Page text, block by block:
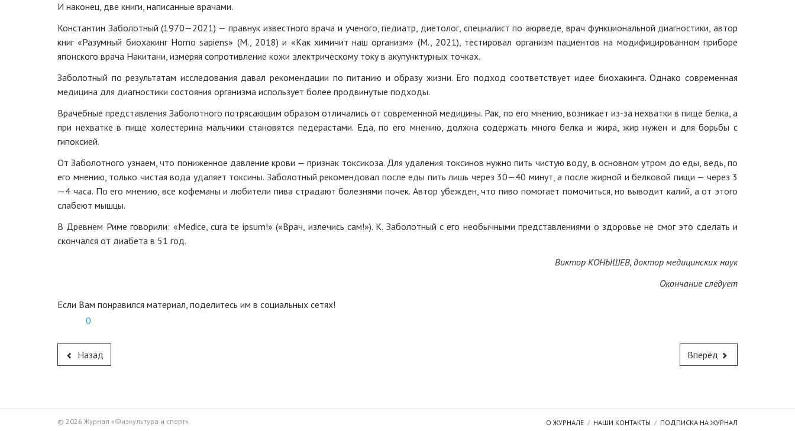
И наконец, две книги, написанные врачами.
Константин Заболотный (1970—2021) — правнук известного врача и ученого, педиатр, диетолог, специалист по аюрведе, врач функциональной диагностики, автор
книг «Разумный биохакинг Homo sapiens» (М., 2018) и «Как химичит наш организм» (М., 2021), тестировал организм пациентов на модифицированном приборе
японского врача Накитани, измеряя сопротивление кожи электрическому току в акупунктурных точках.
Заболотный по результатам исследования давал рекомендации по питанию и образу жизни. Его подход соответствует идее биохакинга. Однако современная
медицина для диагностики состояния организма использует более продвинутые подходы.
Врачебные представления Заболотного потрясающим образом отличались от современной медицины. Рак, по его мнению, возникает из-за нехватки в пище белка, а
при нехватке в пище холестерина мальчики становятся педерастами. Еда, по его мнению, должна содержать много белка и жира, жир нужен и для борьбы с
гипоксией.
От Заболотного узнаем, что пониженное давление крови — признак токсикоза. Для удаления токсинов нужно пить чистую воду, в основном утром до еды, ведь, по
его мнению, только чистая вода удаляет токсины. Заболотный рекомендовал после еды пить лишь через 30—40 минут, а после жирной и белковой пищи — через 3
—4 часа. По его мнению, все кофеманы и любители пива страдают болезнями почек. Автор убежден, что пиво помогает помочиться, но выводит калий, а от этого
слабеют мышцы.
В Древнем Риме говорили: «Medice, cura te ipsum!» («Врач, излечись сам!»). К. Заболотный с его необычными представлениями о здоровье не смог это сделать и
скончался от диабета в 51 год.
Виктор КОНЫШЕВ, доктор медицинских наук
Окончание следует
Если Вам понравился материал, поделитесь им в социальных сетях!
0
Назад Вперёд
© 2026 Журнал «Физкультура и спорт». О ЖУРНАЛЕ НАШИ КОНТАКТЫ ПОДПИСКА НА ЖУРНАЛ